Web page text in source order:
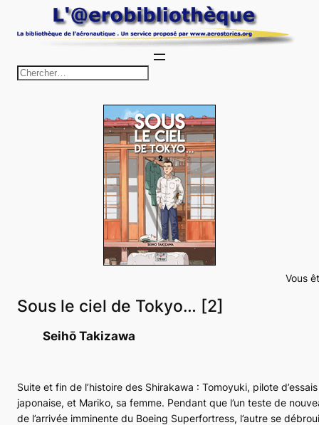
au
c
h
e
r
c
h
e
r
Vous
Sous le ciel de Tokyo… [2]
Seihō Takizawa
Suite et fin de l’histoire des Shirakawa : Tomoyuki, pilote
japonaise, et Mariko, sa femme. Pendant que l’un teste de
de l’arrivée imminente du Boeing Superfortress, l’autre se